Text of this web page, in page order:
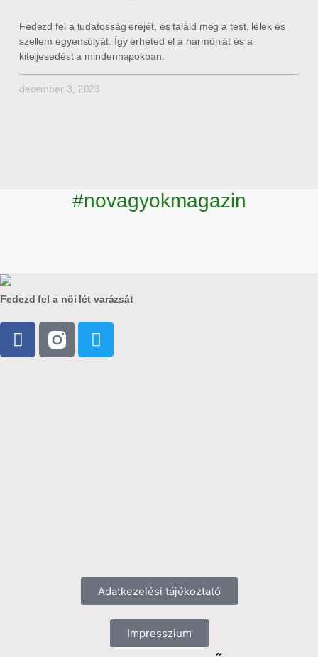
Fedezd fel a tudatosság erejét, és találd meg a test, lélek és
szellem egyensúlyát. Így érheted el a harmóniát és a
kiteljesedést a mindennapokban.
december 3, 2023
#novagyokmagazin
Fedezd fel a női lét varázsát
Adatkezelési tájékoztató
Impresszium